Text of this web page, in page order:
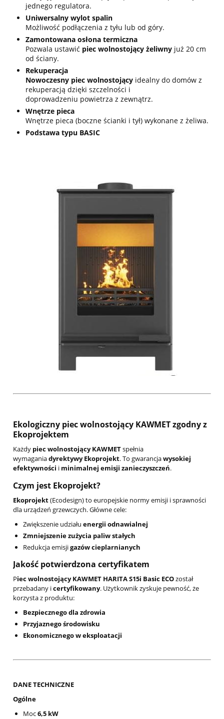
jednego regulatora.
Uniwersalny wylot spalin
Możliwość podłączenia z tyłu lub od góry.
Zamontowana osłona termiczna
Pozwala ustawić piec wolnostojący żeliwny już 20 cm
od ściany.
Rekuperacja
Nowoczesny piec wolnostojący idealny do domów z
rekuperacją dzięki szczelności i
doprowadzeniu powietrza z zewnątrz.
Wnętrze pieca
Wnętrze pieca (boczne ścianki i tył) wykonane z żeliwa.
Podstawa typu BASIC
Ekologiczny piec wolnostojący KAWMET zgodny z
Ekoprojektem
Każdy piec wolnostojący KAWMETspełnia
wymaganiadyrektywy Ekoprojekt. To gwarancjawysokiej
efektywności i minimalnej emisji zanieczyszczeń.
Czym jest Ekoprojekt?
Ekoprojekt(Ecodesign) to europejskie normy emisji i sprawności
dla urządzeń grzewczych. Główne cele:
Zwiększenie udziału energii odnawialnej
Zmniejszenie zużycia paliw stałych
Redukcja emisjigazów cieplarnianych
Jakość potwierdzona certyfikatem
Piec wolnostojący KAWMET HARITA S15i Basic ECOzostał
przebadany icertyfikowany. Użytkownik zyskuje pewność, że
korzysta z produktu:
Bezpiecznego dla zdrowia
Przyjaznego środowisku
Ekonomicznego w eksploatacji
DANE TECHNICZNE
Ogólne
Moc6,5 kW